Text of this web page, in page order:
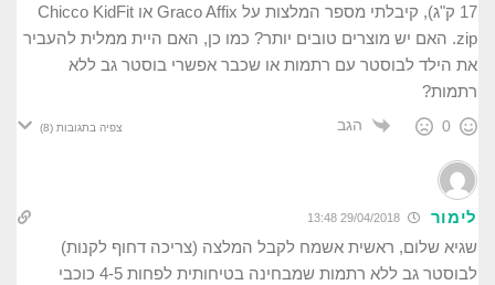
17 ק"ג), קיבלתי מספר המלצות על Graco Affix או Chicco KidFit
zip. האם יש מוצרים טובים יותר? כמו כן, האם היית ממלית להעביר
את הילד לבוסטר עם רתמות או שכבר אפשרי בוסטר גב ללא
רתמות?
0 הגב צפיה בתגובות (8)
לימור 29/04/2018 13:48
שגיא שלום, ראשית אשמח לקבל המלצה (צריכה דחוף לקנות)
לבוסטר גב ללא רתמות שמבחינה בטיחותית לפחות 4-5 כוכבי